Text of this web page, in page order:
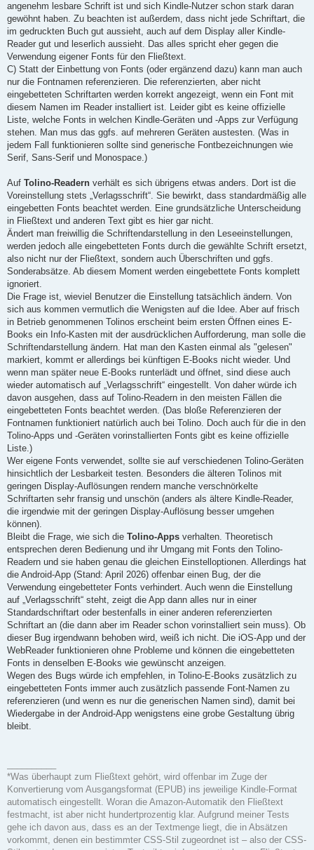
angenehm lesbare Schrift ist und sich Kindle-Nutzer schon stark daran
gewöhnt haben. Zu beachten ist außerdem, dass nicht jede Schriftart, die
im gedruckten Buch gut aussieht, auch auf dem Display aller Kindle-
Reader gut und leserlich aussieht. Das alles spricht eher gegen die
Verwendung eigener Fonts für den Fließtext.
C) Statt der Einbettung von Fonts (oder ergänzend dazu) kann man auch
nur die Fontnamen referenzieren. Die referenzierten, aber nicht
eingebetteten Schriftarten werden korrekt angezeigt, wenn ein Font mit
diesem Namen im Reader installiert ist. Leider gibt es keine offizielle
Liste, welche Fonts in welchen Kindle-Geräten und -Apps zur Verfügung
stehen. Man mus das ggfs. auf mehreren Geräten austesten. (Was in
jedem Fall funktionieren sollte sind generische Fontbezeichnungen wie
Serif, Sans-Serif und Monospace.)
Auf Tolino-Readern verhält es sich übrigens etwas anders. Dort ist die
Voreinstellung stets „Verlagsschrift“. Sie bewirkt, dass standardmäßig alle
eingebetten Fonts beachtet werden. Eine grundsätzliche Unterscheidung
in Fließtext und anderen Text gibt es hier gar nicht.
Ändert man freiwillig die Schriftendarstellung in den Leseeinstellungen,
werden jedoch alle eingebetteten Fonts durch die gewählte Schrift ersetzt,
also nicht nur der Fließtext, sondern auch Überschriften und ggfs.
Sonderabsätze. Ab diesem Moment werden eingebettete Fonts komplett
ignoriert.
Die Frage ist, wieviel Benutzer die Einstellung tatsächlich ändern. Von
sich aus kommen vermutlich die Wenigsten auf die Idee. Aber auf frisch
in Betrieb genommenen Tolinos erscheint beim ersten Öffnen eines E-
Books ein Info-Kasten mit der ausdrücklichen Aufforderung, man solle die
Schriftendarstellung ändern. Hat man den Kasten einmal als "gelesen"
markiert, kommt er allerdings bei künftigen E-Books nicht wieder. Und
wenn man später neue E-Books runterlädt und öffnet, sind diese auch
wieder automatisch auf „Verlagsschrift“ eingestellt. Von daher würde ich
davon ausgehen, dass auf Tolino-Readern in den meisten Fällen die
eingebetteten Fonts beachtet werden. (Das bloße Referenzieren der
Fontnamen funktioniert natürlich auch bei Tolino. Doch auch für die in den
Tolino-Apps und -Geräten vorinstallierten Fonts gibt es keine offizielle
Liste.)
Wer eigene Fonts verwendet, sollte sie auf verschiedenen Tolino-Geräten
hinsichtlich der Lesbarkeit testen. Besonders die älteren Tolinos mit
geringen Display-Auflösungen rendern manche verschnörkelte
Schriftarten sehr fransig und unschön (anders als ältere Kindle-Reader,
die irgendwie mit der geringen Display-Auflösung besser umgehen
können).
Bleibt die Frage, wie sich die Tolino-Apps verhalten. Theoretisch
entsprechen deren Bedienung und ihr Umgang mit Fonts den Tolino-
Readern und sie haben genau die gleichen Einstelloptionen. Allerdings hat
die Android-App (Stand: April 2026) offenbar einen Bug, der die
Verwendung eingebetteter Fonts verhindert. Auch wenn die Einstellung
auf „Verlagsschrift“ steht, zeigt die App dann alles nur in einer
Standardschriftart oder bestenfalls in einer anderen referenzierten
Schriftart an (die dann aber im Reader schon vorinstalliert sein muss). Ob
dieser Bug irgendwann behoben wird, weiß ich nicht. Die iOS-App und der
WebReader funktionieren ohne Probleme und können die eingebetteten
Fonts in denselben E-Books wie gewünscht anzeigen.
Wegen des Bugs würde ich empfehlen, in Tolino-E-Books zusätzlich zu
eingebetteten Fonts immer auch zusätzlich passende Font-Namen zu
referenzieren (und wenn es nur die generischen Namen sind), damit bei
Wiedergabe in der Android-App wenigstens eine grobe Gestaltung übrig
bleibt.
*Was überhaupt zum Fließtext gehört, wird offenbar im Zuge der
Konvertierung vom Ausgangsformat (EPUB) ins jeweilige Kindle-Format
automatisch eingestellt. Woran die Amazon-Automatik den Fließtext
festmacht, ist aber nicht hundertprozentig klar. Aufgrund meiner Tests
gehe ich davon aus, dass es an der Textmenge liegt, die in Absätzen
vorkommt, denen ein bestimmter CSS-Stil zugeordnet ist – also der CSS-